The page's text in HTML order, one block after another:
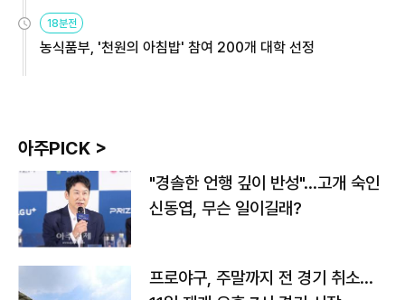
18분전
농식품부, '천원의 아침밥' 참여 200개 대학 선정
아주PICK >
"경솔한 언행 깊이 반성"…고개 숙인
신동엽, 무슨 일이길래?
프로야구, 주말까지 전 경기 취소…